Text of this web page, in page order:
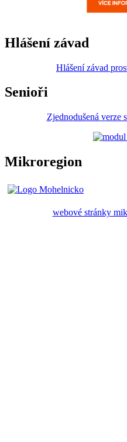
Hlášení závad
Hlášení závad
Senioři
Zjednodušená verze
Mikroregion
webové stránky